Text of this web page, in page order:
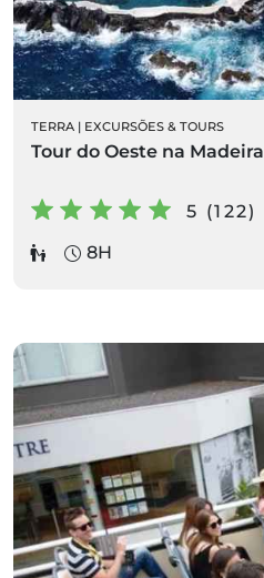
TERRA | EXCURSÕES & TOURS
Tour do Oeste na Madeira
5 (122)
8H